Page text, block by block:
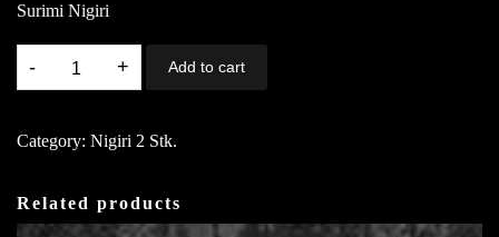
Surimi Nigiri
Nigiri
2
Add to cart
Category: Nigiri 2 Stk.
Related products